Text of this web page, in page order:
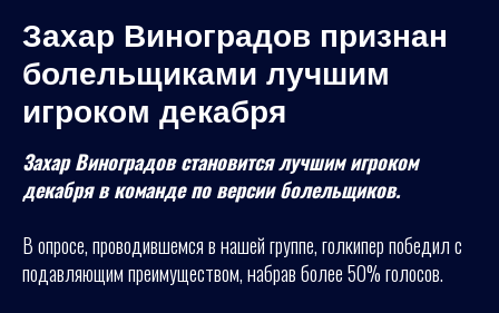
Захар Виноградов признан
болельщиками лучшим
игроком декабря
Захар Виноградов становится лучшим игроком
декабря в команде по версии болельщиков.
В опросе, проводившемся в нашей группе, голкипер победил с
подавляющим преимуществом, набрав более 50% голосов.